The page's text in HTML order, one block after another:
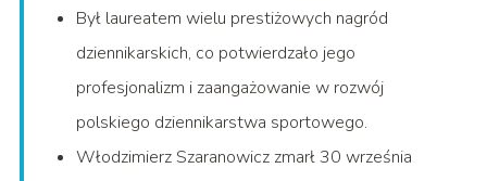
Był laureatem wielu prestiżowych nagród
dziennikarskich, co potwierdzało jego
profesjonalizm i zaangażowanie w rozwój
polskiego dziennikarstwa sportowego.
Włodzimierz Szaranowicz zmarł 30 września